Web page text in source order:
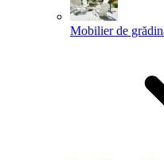
Mobilier de